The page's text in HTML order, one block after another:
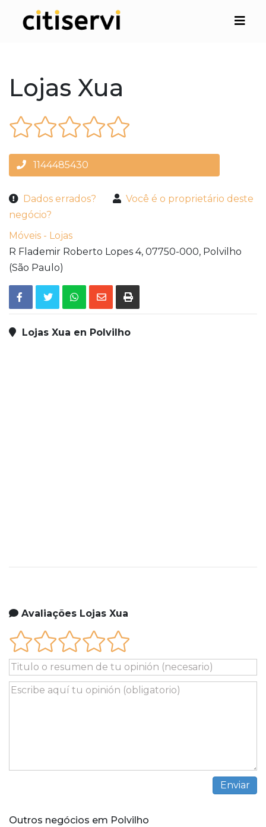
Lojas Xua
1144485430
Dados errados?
Você é o proprietário deste
negócio?
Móveis - Lojas
R Flademir Roberto Lopes 4, 07750-000, Polvilho
(São Paulo)
Lojas Xua en Polvilho
Avaliações Lojas Xua
Outros negócios em Polvilho